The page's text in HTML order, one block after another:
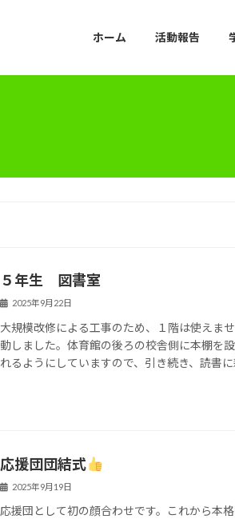
ホーム 活動報告
５年生 図書室
2025年9月22日
大規模改修による工事のため、１階は使えま
動しました。体育館の後ろの校舎側に本棚を
れるようにしていますので、引き続き、読書に
応援団団結式
2025年9月19日
応援団として初の顔合わせです。これから本